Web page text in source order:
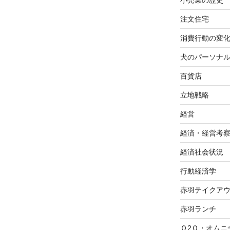
注文住宅
消費行動の変化
犬のパーソナ
百貨店
立地戦略
経営
経済・経営考察
経済社会状況
行動経済学
赤羽テイクア
赤羽ランチ
Ｏ2Ｏ・オムニ